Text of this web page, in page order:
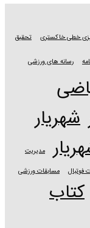
خطی خاکستری تحقیق
رسانه های ورزشی
شهریار
مدیریت
فوتبال مسابقات ورزشی
کتاب